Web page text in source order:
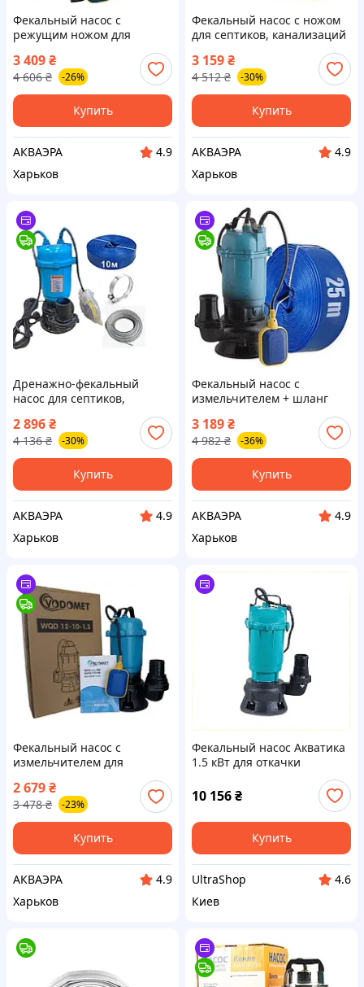
Фекальный насос с
режущим ножом для
выгребных ям DELTA WQCD
(чугунный корпус) и шланга
10м
3 409₴
4 606 ₴ -26%
Купить
АКВАЭРА
4.9
Харьков
Фекальный насос с ножом
для септиков, канализаций
чугун
3 159₴
4 512 ₴ -30%
Купить
АКВАЭРА
4.9
Харьков
Дренажно-фекальный
насос для септиков,
канализации, выгребных
ям DELTA WQD 1.1 шланг 10
метров +трос
2 896₴
4 136 ₴ -30%
Купить
АКВАЭРА
4.9
Харьков
Фекальный насос с
измельчителем + шланг
септиков DELTA WQD 1.1
чугунный корпус
3 189₴
4 982 ₴ -36%
Купить
АКВАЭРА
4.9
Харьков
Фекальный насос с
измельчителем для
выгребных ям VODOMET
WQD 12-10-1,3
2 679₴
3 478 ₴ -23%
Купить
АКВАЭРА
4.9
Харьков
Фекальный насос Акватика
1.5 кВт для откачки
септиков и ям, 22PE15734M
10 156₴
Купить
UltraShop
4.6
Киев